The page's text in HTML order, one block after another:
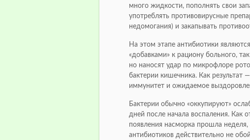
много жидкости, пополнять свои
употреблять противовирусные
недомогания) и закапывать
На этом этапе антибиотики
«добавками» к рациону больного,
но наносят удар по микрофлоре
бактерии кишечника. Как результат
иммунитет и ожидаемое
Бактерии обычно «оккупируют»
дней после начала воспаления. Как
появления насморка прошла неделя,
антибиотиков действительно не